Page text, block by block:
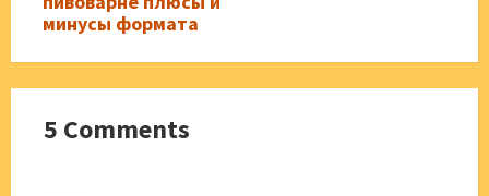
минусы формата
5 Comments